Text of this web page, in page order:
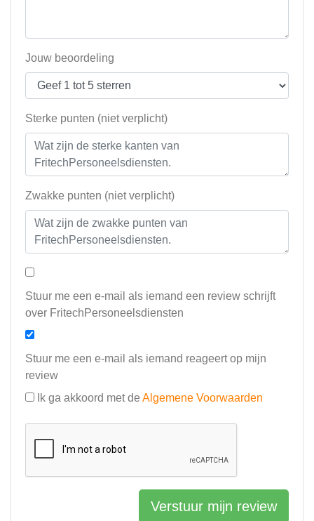
Jouw beoordeling
Sterke punten (niet verplicht)
Zwakke punten (niet verplicht)
Stuur me een e-mail als iemand een review schrijft
over FritechPersoneelsdiensten
Stuur me een e-mail als iemand reageert op mijn
review
Ik ga akkoord met de Algemene Voorwaarden
Verstuur mijn review